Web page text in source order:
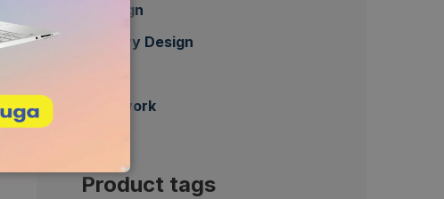
Design
Heavy Design
Network
Product tags